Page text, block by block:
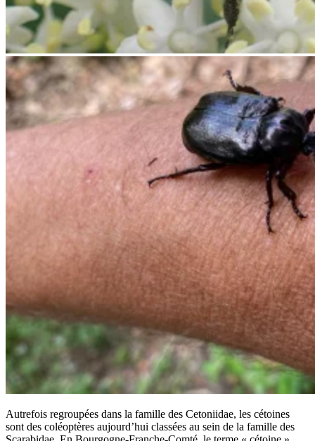
Autrefois regroupées dans la famille des Cetoniidae, les cétoines
sont des coléoptères aujourd’hui classées au sein de la famille des